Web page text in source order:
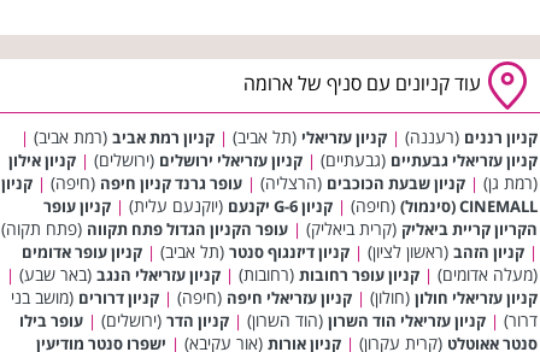
עוד קניונים עם סניף של ארומה
קניון רננים (רעננה) | קניון עזריאלי (תל אביב) | קניון רמת אביב (רמת אביב) |
קניון עזריאלי גבעתיים (גבעתיים) | קניון עזריאלי ירושלים (ירושלים) | קניון אילון
(רמת גן) | קניון שבעת הכוכבים (הרצליה) | עופר גרנד קניון חיפה (חיפה) | קניון
CINEMALL (סינמול)
(חיפה) | קניון G-6 יקנעם (יוקנעם עלית) | קניון עופר
הקריון קריית ביאליק (קרית ביאליק) | עופר הקניון הגדול פתח תקווה (פתח תקוה)
| קניון הזהב (ראשון לציון) | קניון דיזנגוף סנטר (תל אביב) | קניון עופר אדומים
(מעלה אדומים) | קניון עופר רחובות (רחובות) | קניון עזריאלי הנגב (באר שבע) |
קניון עזריאלי חולון (חולון) | קניון עזריאלי חיפה (חיפה) | קניון דרורים (מושב בני
דרור) | קניון עזריאלי הוד השרון (הוד השרון) | קניון הדר (ירושלים) | עופר בילו
סנטר אאוטלט (קרית עקרון) | קניון אורות (אור עקיבא) | ישפרו סנטר מודיעין